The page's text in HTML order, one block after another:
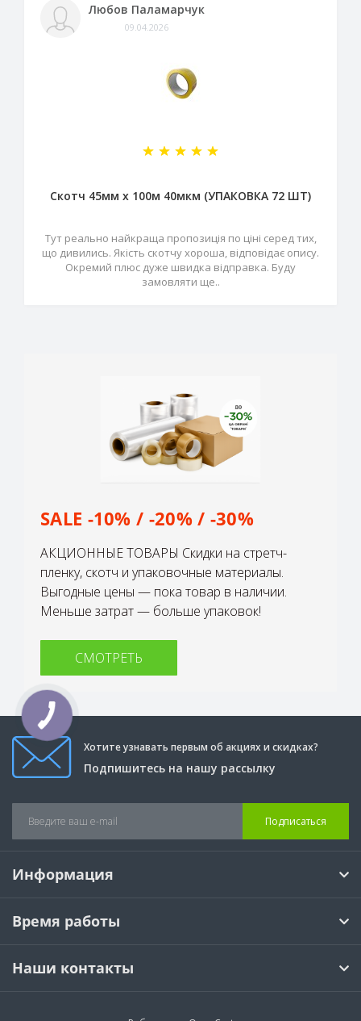
Любов Паламарчук
09.04.2026
Скотч 45мм х 100м 40мкм (УПАКОВКА 72 ШТ)
Тут реально найкраща пропозиція по ціні серед тих,
що дивились. Якість скотчу хороша, відповідає опису.
Окремий плюс дуже швидка відправка. Буду
замовляти ще..
SALE -10% / -20% / -30%
АКЦИОННЫЕ ТОВАРЫ Скидки на стретч-
пленку, скотч и упаковочные материалы.
Выгодные цены — пока товар в наличии.
Меньше затрат — больше упаковок!
СМОТРЕТЬ
Хотите узнавать первым об акциях и скидках?
Подпишитесь на нашу рассылку
Подписаться
Информация
Время работы
Наши контакты